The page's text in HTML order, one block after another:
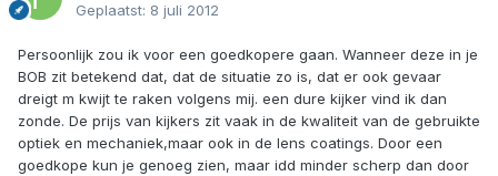
Geplaatst: 8 juli 2012
Persoonlijk zou ik voor een goedkopere gaan. Wanneer deze in je
BOB zit betekend dat, dat de situatie zo is, dat er ook gevaar
dreigt m kwijt te raken volgens mij. een dure kijker vind ik dan
zonde. De prijs van kijkers zit vaak in de kwaliteit van de gebruikte
optiek en mechaniek,maar ook in de lens coatings. Door een
goedkope kun je genoeg zien, maar idd minder scherp dan door